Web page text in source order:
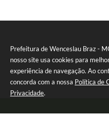
Prefeitura de Wenceslau Braz -
nosso site usa cookies para
experiência de navegação. Ao
concorda com a nossa Política de
Privacidade.
Telefone: